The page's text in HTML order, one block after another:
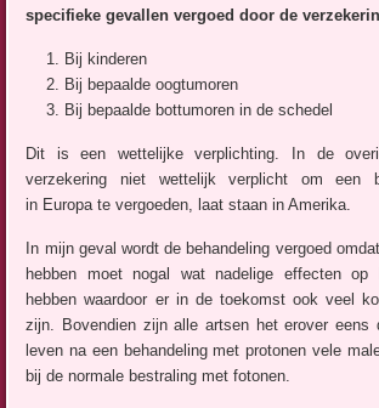
specifieke gevallen vergoed door de
Bij kinderen
Bij bepaalde oogtumoren
Bij bepaalde bottumoren in de schedel
Dit is een wettelijke verplichting. In de
verzekering niet wettelijk verplicht om een
in Europa te vergoeden, laat staan in Amerika.
In mijn geval wordt de behandeling vergoed
hebben moet nogal wat nadelige effecten op
hebben waardoor er in de toekomst ook veel
zijn. Bovendien zijn alle artsen het erover eens
leven na een behandeling met protonen vele
bij de normale bestraling met fotonen.